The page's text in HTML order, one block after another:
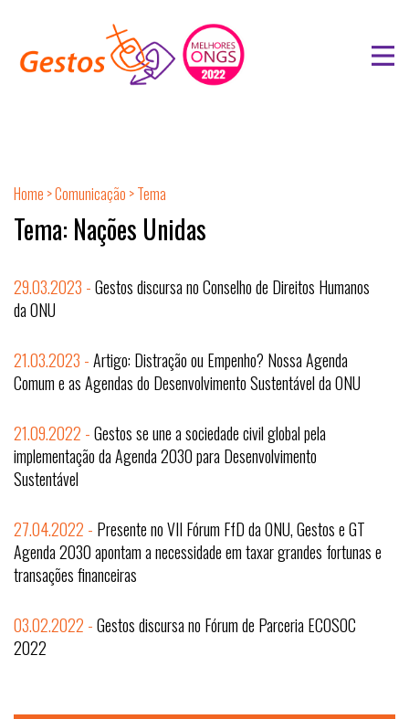
Home >Comunicação > Tema
Tema: Nações Unidas
29.03.2023 -Gestos discursa no Conselho de Direitos Humanos
da ONU
21.03.2023 -Artigo: Distração ou Empenho? Nossa Agenda
Comum e as Agendas do Desenvolvimento Sustentável da ONU
21.09.2022 -Gestos se une a sociedade civil global pela
implementação da Agenda 2030 para Desenvolvimento
Sustentável
27.04.2022 - Presente no VII Fórum FfD da ONU, Gestos e GT
Agenda 2030 apontam a necessidade em taxar grandes fortunas e
transações financeiras
03.02.2022 -Gestos discursa no Fórum de Parceria ECOSOC
2022